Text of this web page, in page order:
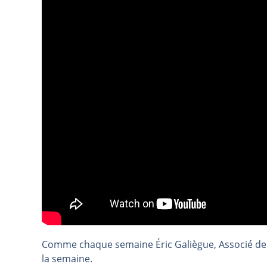
GBP/USD : Un premier ministre
EUR/USD : Une réunion à priori
Les événements de cette
Comme chaque semaine Éric Galiègue, Associé
la semaine.